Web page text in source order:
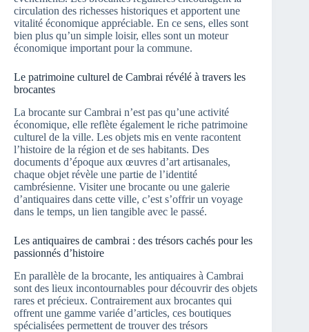
circulation des richesses historiques et apportent une
vitalité économique appréciable. En ce sens, elles sont
bien plus qu’un simple loisir, elles sont un moteur
économique important pour la commune.
Le patrimoine culturel de Cambrai révélé à travers les
brocantes
La brocante sur Cambrai n’est pas qu’une activité
économique, elle reflète également le riche patrimoine
culturel de la ville. Les objets mis en vente racontent
l’histoire de la région et de ses habitants. Des
documents d’époque aux œuvres d’art artisanales,
chaque objet révèle une partie de l’identité
cambrésienne. Visiter une brocante ou une galerie
d’antiquaires dans cette ville, c’est s’offrir un voyage
dans le temps, un lien tangible avec le passé.
Les antiquaires de cambrai : des trésors cachés pour les
passionnés d’histoire
En parallèle de la brocante, les antiquaires à Cambrai
sont des lieux incontournables pour découvrir des objets
rares et précieux. Contrairement aux brocantes qui
offrent une gamme variée d’articles, ces boutiques
spécialisées permettent de trouver des trésors